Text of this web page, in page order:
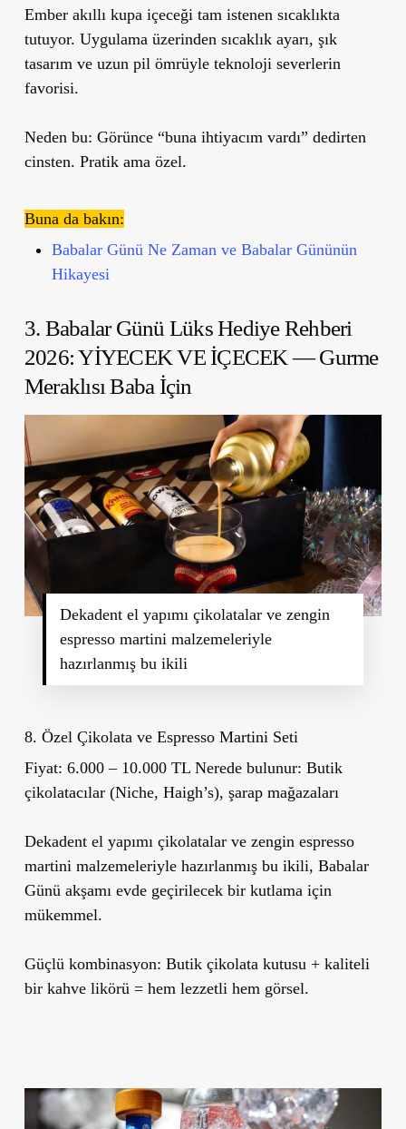
Ember akıllı kupa içeceği tam istenen sıcaklıkta
tutuyor. Uygulama üzerinden sıcaklık ayarı, şık
tasarım ve uzun pil ömrüyle teknoloji severlerin
favorisi.
Neden bu: Görünce “buna ihtiyacım vardı” dedirten
cinsten. Pratik ama özel.
Buna da bakın:
Babalar Günü Ne Zaman ve Babalar Gününün
Hikayesi
3. Babalar Günü Lüks Hediye Rehberi
2026:YİYECEK VE İÇECEK — Gurme
Meraklısı Baba İçin
Dekadent el yapımı çikolatalar ve zengin
espresso martini malzemeleriyle
hazırlanmış bu ikili
8. Özel Çikolata ve Espresso Martini Seti
Fiyat: 6.000 – 10.000 TL Nerede bulunur: Butik
çikolatacılar (Niche, Haigh’s), şarap mağazaları
Dekadent el yapımı çikolatalar ve zengin espresso
martini malzemeleriyle hazırlanmış bu ikili, Babalar
Günü akşamı evde geçirilecek bir kutlama için
mükemmel.
Güçlü kombinasyon: Butik çikolata kutusu + kaliteli
bir kahve likörü = hem lezzetli hem görsel.